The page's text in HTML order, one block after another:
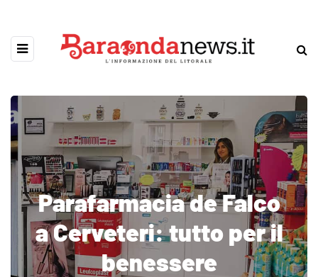
Parafarmacia de Falco
a Cerveteri: tutto per il
benessere